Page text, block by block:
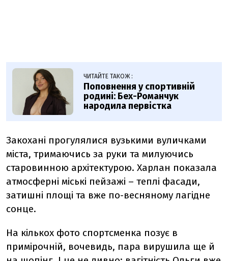
ЧИТАЙТЕ ТАКОЖ :
Поповнення у спортивній
родині: Бех-Романчук
народила первістка
Закохані прогулялися вузькими вуличками
міста, тримаючись за руки та милуючись
старовинною архітектурою. Харлан показала
атмосферні міські пейзажі – теплі фасади,
затишні площі та вже по-весняному лагідне
сонце.
На кількох фото спортсменка позує в
примірочній, вочевидь, пара вирушила ще й